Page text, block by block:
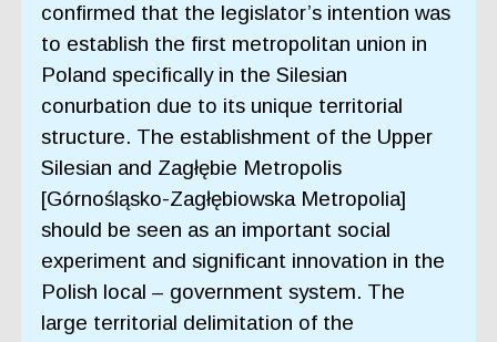
confirmed that the legislator’s intention was
to establish the first metropolitan union in
Poland specifically in the Silesian
conurbation due to its unique territorial
structure. The establishment of the Upper
Silesian and Zagłębie Metropolis
[Górnośląsko-Zagłębiowska Metropolia]
should be seen as an important social
experiment and significant innovation in the
Polish local – government system. The
large territorial delimitation of the